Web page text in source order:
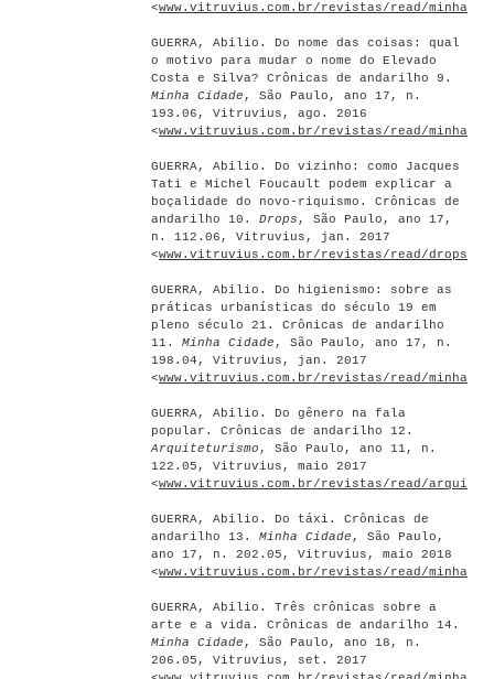
<www.vitruvius.com.br/revistas/read/
GUERRA, Abilio. Do nome das coisas: qual
o motivo para mudar o nome do Elevado
Costa e Silva? Crônicas de andarilho 9.
Minha Cidade , São Paulo, ano 17, n.
193.06, Vitruvius, ago. 2016
<www.vitruvius.com.br/revistas/read/
GUERRA, Abilio. Do vizinho: como Jacques
Tati e Michel Foucault podem explicar a
boçalidade do novo-riquismo. Crônicas de
andarilho 10. Drops , São Paulo, ano 17,
n. 112.06, Vitruvius, jan. 2017
<www.vitruvius.com.br/revistas/read/drops/
GUERRA, Abilio. Do higienismo: sobre as
práticas urbanísticas do século 19 em
pleno século 21. Crônicas de andarilho
11. Minha Cidade , São Paulo, ano 17, n.
198.04, Vitruvius, jan. 2017
<www.vitruvius.com.br/revistas/read/
GUERRA, Abilio. Do gênero na fala
popular. Crônicas de andarilho 12.
Arquiteturismo , São Paulo, ano 11, n.
122.05, Vitruvius, maio 2017
<www.vitruvius.com.br/revistas/read/
GUERRA, Abilio. Do táxi. Crônicas de
andarilho 13. Minha Cidade , São Paulo,
ano 17, n. 202.05, Vitruvius, maio 2018
<www.vitruvius.com.br/revistas/read/
GUERRA, Abilio. Três crônicas sobre a
arte e a vida. Crônicas de andarilho 14.
Minha Cidade , São Paulo, ano 18, n.
206.05, Vitruvius, set. 2017